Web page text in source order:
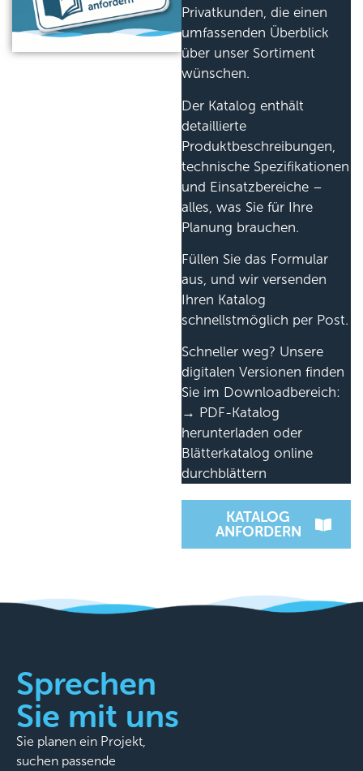
Privatkunden, die einen
umfassenden Überblick
über unser Sortiment
wünschen.
Der Katalog enthält
detaillierte
Produktbeschreibungen,
technische Spezifikationen
und Einsatzbereiche –
alles, was Sie für Ihre
Planung brauchen.
Füllen Sie das Formular
aus, und wir versenden
Ihren Katalog
schnellstmöglich per Post.
Schneller weg? Unsere
digitalen Versionen finden
Sie im Downloadbereich:
→ PDF-Katalog
herunterladen oder
Blätterkatalog online
durchblättern
KATALOG
ANFORDERN
Sprechen
Sie mit uns
Sie planen ein Projekt,
suchen passende